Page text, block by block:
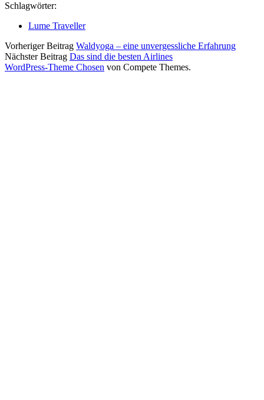
Schlagwörter:
Lume Traveller
Vorheriger Beitrag Waldyoga – eine unvergessliche Erfahrung
Nächster Beitrag Das sind die besten Airlines
WordPress-Theme Chosen von Compete Themes.